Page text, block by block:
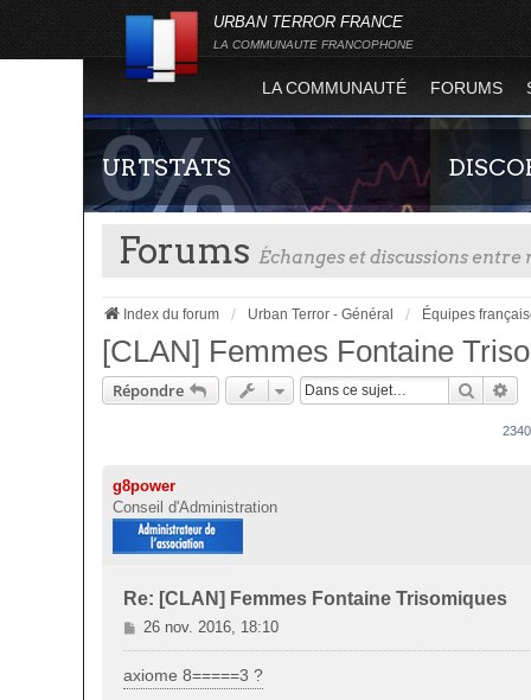
URBAN TERROR FRANCE
LA COMMUNAUTE FRANCOPHONE
LA COMMUNAUTÉ FORUMS
URTSTATS
Statistiques globales et en temps réel de la
Terror !
Rejoignez-
Forums Échanges et discussions
Index du forum Urban Terror - Général Équipes
[CLAN] Femmes Fontaine
Répondre
g8power
Conseil d'Administration
Re: [CLAN] Femmes Fontaine Trisomiques
M
e
s
s
26 nov. 2016, 18:10
axiome 8=====3 ?